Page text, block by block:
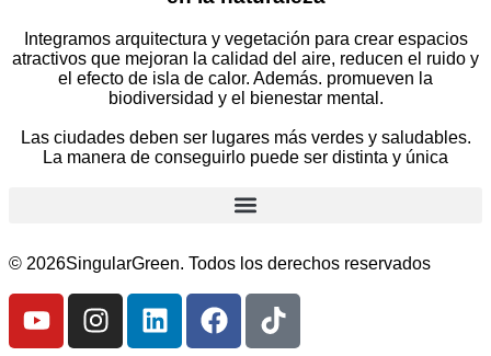
Integramos arquitectura y vegetación para crear espacios
atractivos que mejoran la calidad del aire, reducen el ruido y
el efecto de isla de calor. Además. promueven la
biodiversidad y el bienestar mental.
Las ciudades deben ser lugares más verdes y saludables.
La manera de conseguirlo puede ser distinta y única
© 2026SingularGreen. Todos los derechos reservados